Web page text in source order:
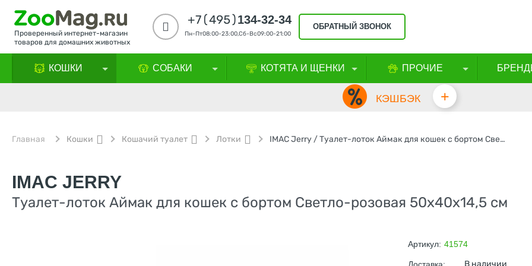
Проверенный интернет-магазин
товаров для домашних животных
+7(495)134-32-34
Пн-Пт08:00-23:00,Сб-Вс09:00-21:00
ОБРАТНЫЙ ЗВОНОК
КОШКИ СОБАКИ КОТЯТА И ЩЕНКИ ПРОЧИЕ
КЭШБЭК +
Главная Кошки Кошачий туалет Лотки IMAC Jerry / Туалет-лоток Аймак для кошек с бортом Светло-розовая
IMAC JERRY
Туалет-лоток Аймак для кошек с бортом Светло-розовая 50х40х14,5 см
Артикул: 41574
В наличии